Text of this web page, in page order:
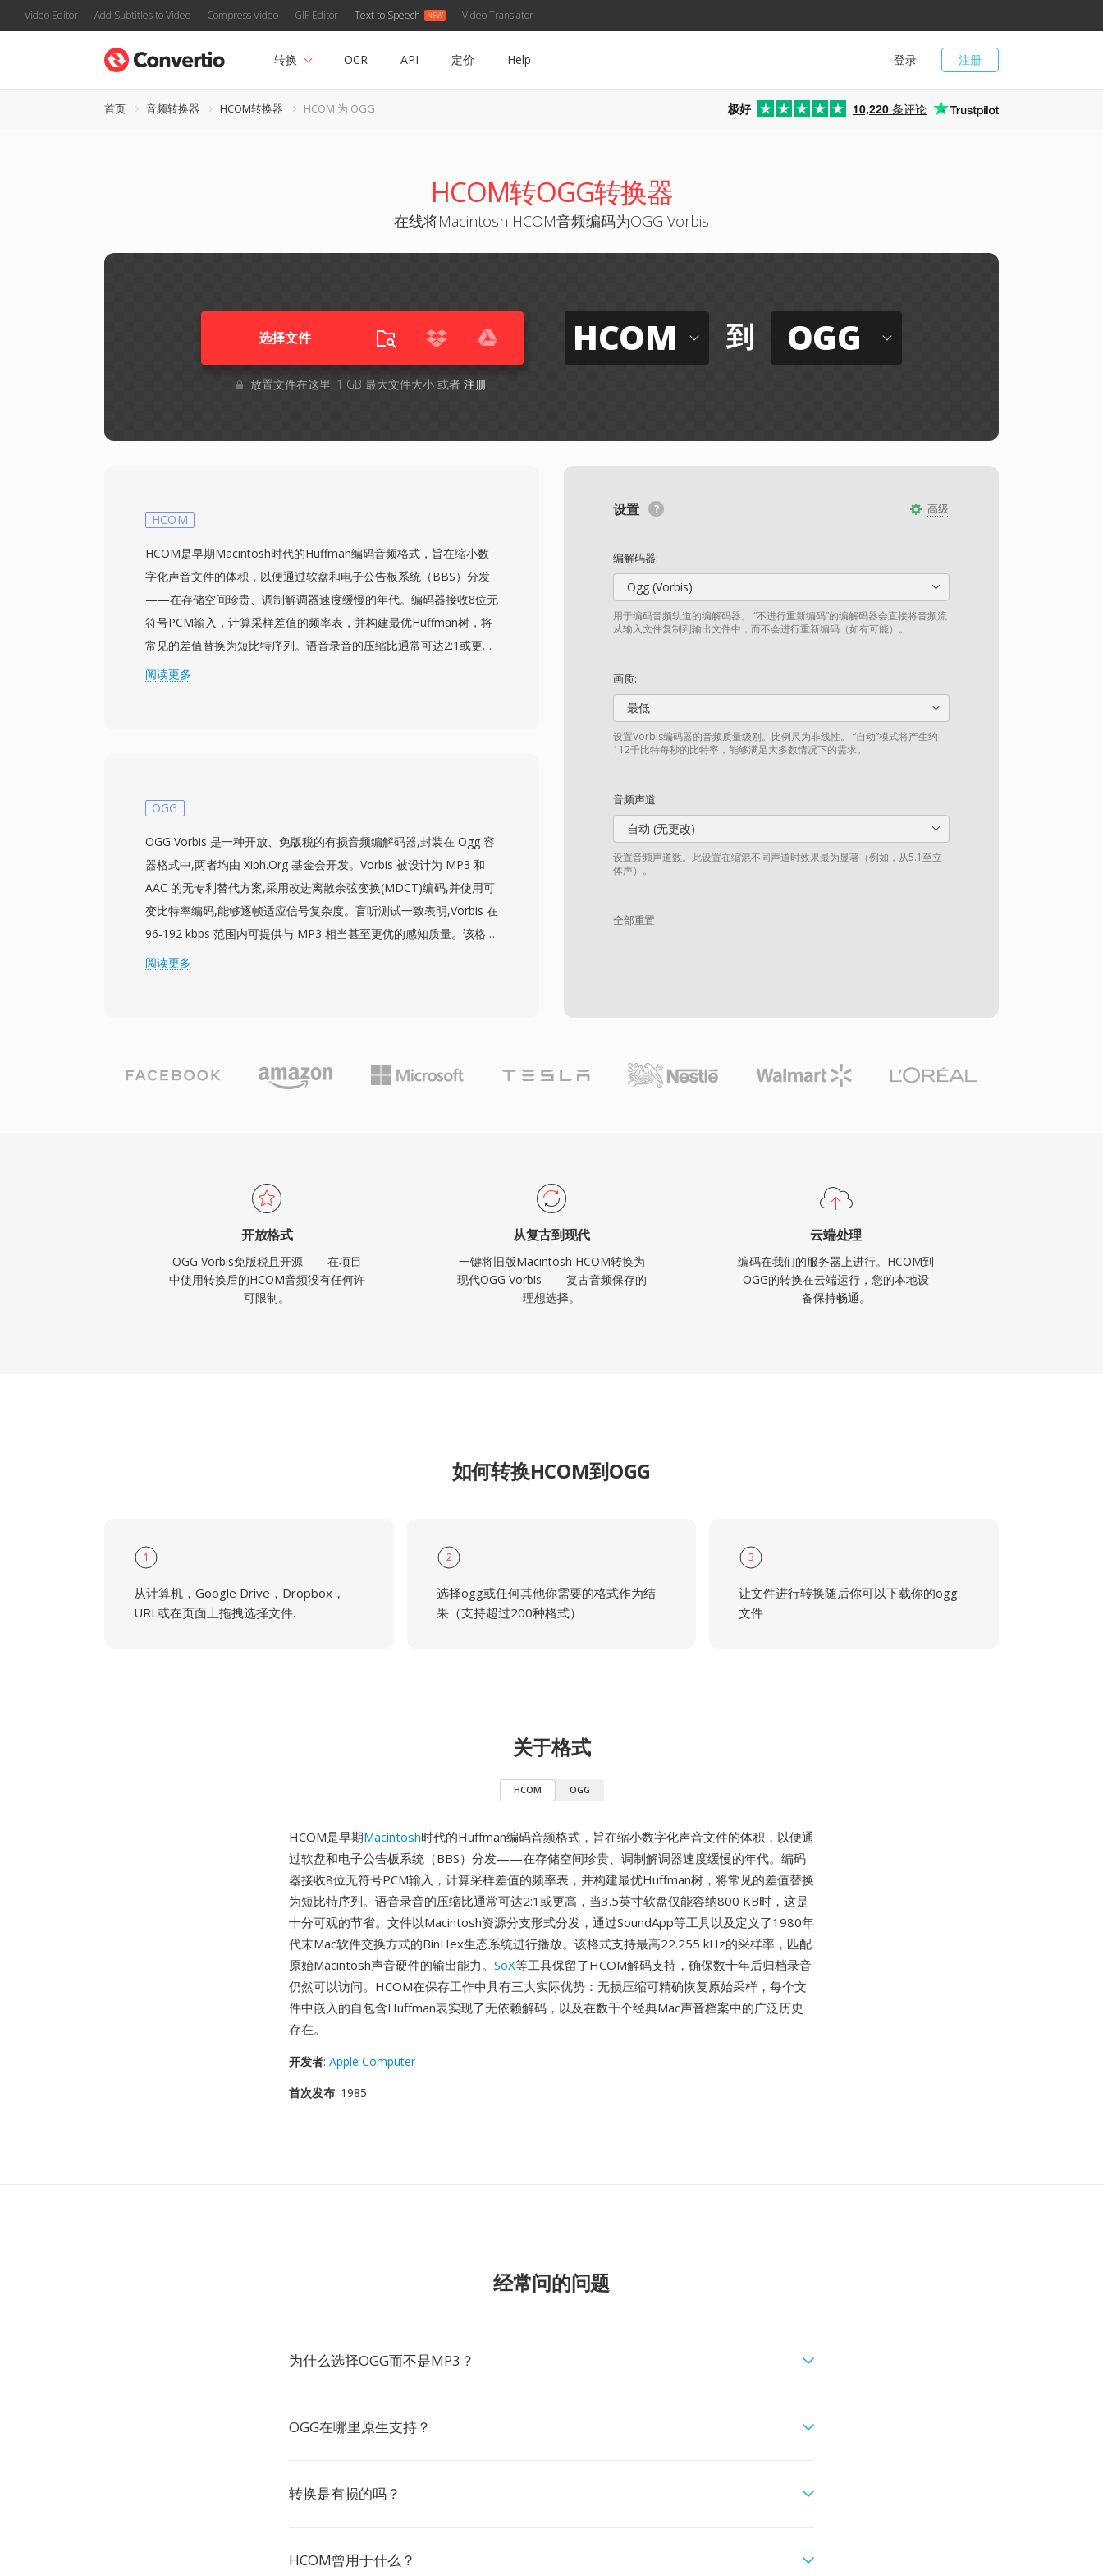
Video Editor Add Subtitles to Video Compress Video GIF Editor Text to Speech Video Translator
注册
登录
转换 OCR API 定价 Help
首页 音频转换器 HCOM转换器 HCOM 为 OGG 极好 10,220 条评论
HCOM转OGG转换器
在线将Macintosh HCOM音频编码为OGG Vorbis
选择文件
放置文件在这里. 1 GB 最大文件大小 或者 注册
HCOM 到 OGG
高级
设置
编解码器:
Ogg (Vorbis)
用于编码音频轨道的编解码器。 “不进行重新编码”的编解码器会直接将音频流
从输入文件复制到输出文件中，而不会进行重新编码（如有可能）。
画质:
最低
设置Vorbis编码器的音频质量级别。比例尺为非线性。 “自动”模式将产生约
112千比特每秒的比特率，能够满足大多数情况下的需求。
音频声道:
自动 (无更改)
设置音频声道数。此设置在缩混不同声道时效果最为显著（例如，从5.1至立
体声）。
全部重置
HCOM
HCOM是早期Macintosh时代的Huffman编码音频格式，旨在缩小数
字化声音文件的体积，以便通过软盘和电子公告板系统（BBS）分发
——在存储空间珍贵、调制解调器速度缓慢的年代。编码器接收8位无
符号PCM输入，计算采样差值的频率表，并构建最优Huffman树，将
常见的差值替换为短比特序列。语音录音的压缩比通常可达2:1或更
高，当3.5英寸软盘仅能容纳800 KB时，这是十分可观的节省。文件以
恢复原始采样，每个文件中嵌入的自包含Huffman表实现了无依赖解
阅读更多
OGG
OGG Vorbis 是一种开放、免版税的有损音频编解码器,封装在 Ogg 容
器格式中,两者均由 Xiph.Org 基金会开发。Vorbis 被设计为 MP3 和
AAC 的无专利替代方案,采用改进离散余弦变换(MDCT)编码,并使用可
变比特率编码,能够逐帧适应信号复杂度。盲听测试一致表明,Vorbis 在
96-192 kbps 范围内可提供与 MP3 相当甚至更优的感知质量。该格式
支持 8 kHz 至 192 kHz 的采样率和 1 至 255 个声道,涵盖从单声道语
就是为什么它在存储空间紧张、需要容纳大量音效的电子游戏中依然
广受欢迎。VLC、Firefox、Chrome 和 Android 均提供原生 Vorbis 解
阅读更多
开放格式
OGG Vorbis免版税且开源——在项目
中使用转换后的HCOM音频没有任何许
可限制。
从复古到现代
一键将旧版Macintosh HCOM转换为
现代OGG Vorbis——复古音频保存的
理想选择。
云端处理
编码在我们的服务器上进行。HCOM到
OGG的转换在云端运行，您的本地设
备保持畅通。
如何转换HCOM到OGG
1
从计算机，Google Drive，Dropbox，
URL或在页面上拖拽选择文件.
2
选择ogg或任何其他你需要的格式作为结
果（支持超过200种格式）
3
让文件进行转换随后你可以下载你的ogg
文件
关于格式
HCOM OGG
HCOM是早期Macintosh时代的Huffman编码音频格式，旨在缩小数字化声音文件的体积，以便通
过软盘和电子公告板系统（BBS）分发——在存储空间珍贵、调制解调器速度缓慢的年代。编码
器接收8位无符号PCM输入，计算采样差值的频率表，并构建最优Huffman树，将常见的差值替换
为短比特序列。语音录音的压缩比通常可达2:1或更高，当3.5英寸软盘仅能容纳800 KB时，这是
十分可观的节省。文件以Macintosh资源分支形式分发，通过SoundApp等工具以及定义了1980年
代末Mac软件交换方式的BinHex生态系统进行播放。该格式支持最高22.255 kHz的采样率，匹配
原始Macintosh声音硬件的输出能力。 SoX等工具保留了HCOM解码支持，确保数十年后归档录音
仍然可以访问。HCOM在保存工作中具有三大实际优势：无损压缩可精确恢复原始采样，每个文
件中嵌入的自包含Huffman表实现了无依赖解码，以及在数千个经典Mac声音档案中的广泛历史
存在。
开发者: Apple Computer
首次发布: 1985
经常问的问题
为什么选择OGG而不是MP3？
OGG在哪里原生支持？
转换是有损的吗？
HCOM曾用于什么？